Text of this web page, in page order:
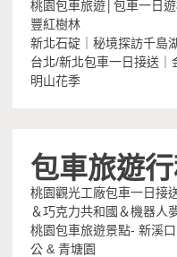
桃園包車旅遊│包車一日
豐紅樹林
新北石碇｜秘境探訪千島
台北/新北包車一日接送
明山花季
包車旅遊
桃園觀光工廠包車一日接
＆巧克力共和國＆機器人
桃園包車旅遊景點- 新溪
公 & 青塘園